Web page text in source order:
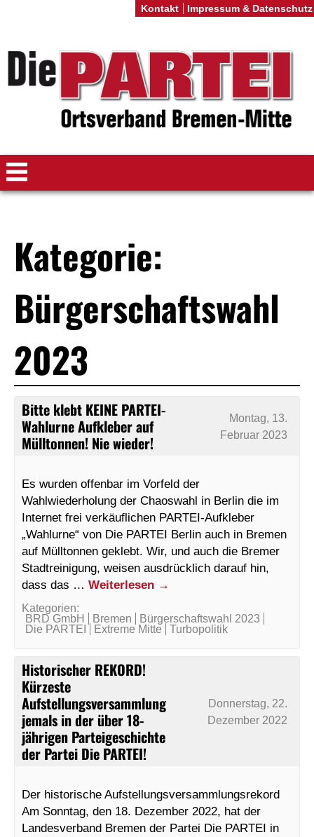
Kategorie:
Bürgerschaftswahl
2023
Bitte klebt KEINE PARTEI-
Wahlurne Aufkleber auf
Mülltonnen! Nie wieder!
Montag, 13.
Februar 2023
Es wurden offenbar im Vorfeld der
Wahlwiederholung der Chaoswahl in Berlin die im
Internet frei verkäuflichen PARTEI-Aufkleber
„Wahlurne“ von Die PARTEI Berlin auch in Bremen
auf Mülltonnen geklebt. Wir, und auch die Bremer
Stadtreinigung, weisen ausdrücklich darauf hin,
dass das … Weiterlesen →
Kategorien:
BRD GmbH
Bremen
Bürgerschaftswahl 2023
Die PARTEI
Extreme Mitte Turbopolitik
Historischer REKORD!
Kürzeste
Aufstellungsversammlung
jemals in der über 18-
jährigen Parteigeschichte
der Partei Die PARTEI!
Donnerstag, 22.
Dezember 2022
Der historische Aufstellungsversammlungsrekord
Am Sonntag, den 18. Dezember 2022, hat der
Landesverband Bremen der Partei Die PARTEI in
Kontakt Impressum & Datenschutz